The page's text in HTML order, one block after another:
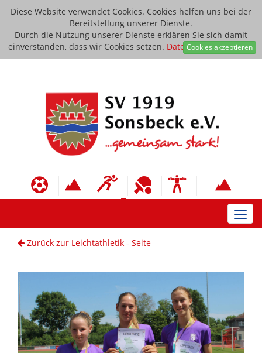
Diese Website verwendet Cookies. Cookies helfen uns bei der
Bereitstellung unserer Dienste.
Durch die Nutzung unserer Dienste erklären Sie sich damit
einverstanden, dass wir Cookies setzen. Datenschutzerklärung
Cookies akzeptieren
Zurück zur Leichtathletik - Seite